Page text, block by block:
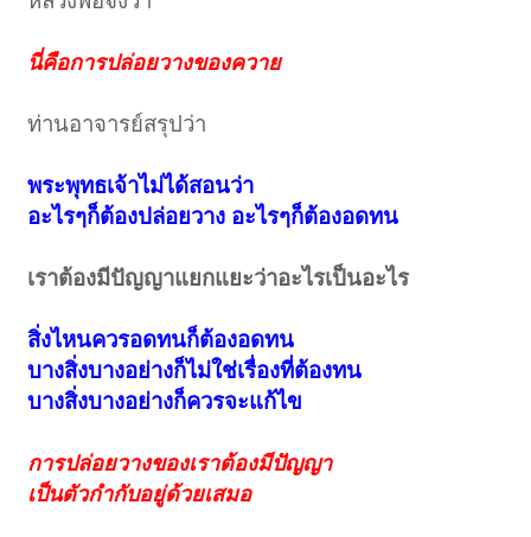
นี่คือการปล่อยวางของควาย
ท่านอาจารย์สรุปว่า
พระพุทธเจ้าไม่ได้สอนว่า
อะไรๆก็ต้องปล่อยวาง อะไรๆก็ต้องอดทน
เราต้องมีปัญญาแยกแยะว่าอะไรเป็นอะไร
สิ่งไหนควรอดทนก็ต้องอดทน
บางสิ่งบางอย่างก็ไม่ใช่เรื่องที่ต้องทน
บางสิ่งบางอย่างก็ควรจะแก้ไข
การปล่อยวางของเราต้องมีปัญญา
เป็นตัวกำกับอยู่ด้วยเสมอ